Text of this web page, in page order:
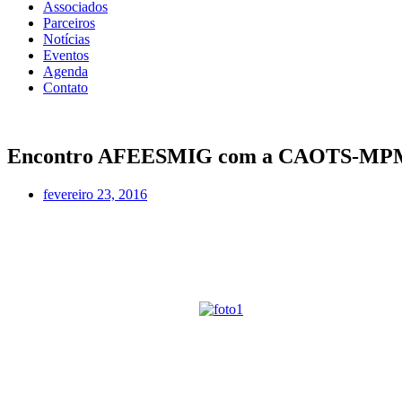
Associados
Parceiros
Notícias
Eventos
Agenda
Contato
Encontro AFEESMIG com a CAOTS-
fevereiro 23, 2016